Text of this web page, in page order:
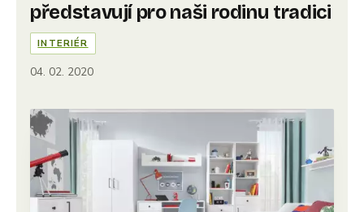
představují pro naši rodinu tradici
INTERIÉR
04. 02. 2020